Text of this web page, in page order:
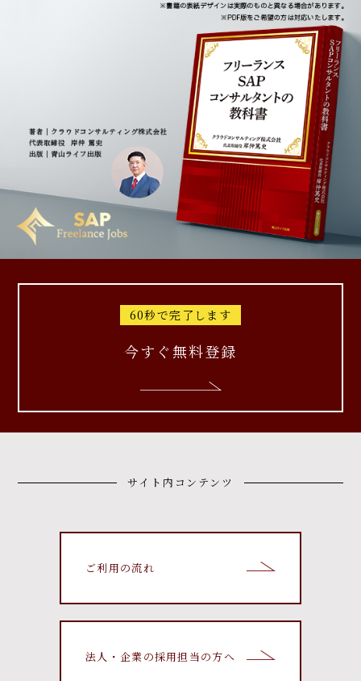
60秒で完了します
今すぐ無料登録
サイト内コンテンツ
ご利用の流れ
法人・企業の採用担当の方へ